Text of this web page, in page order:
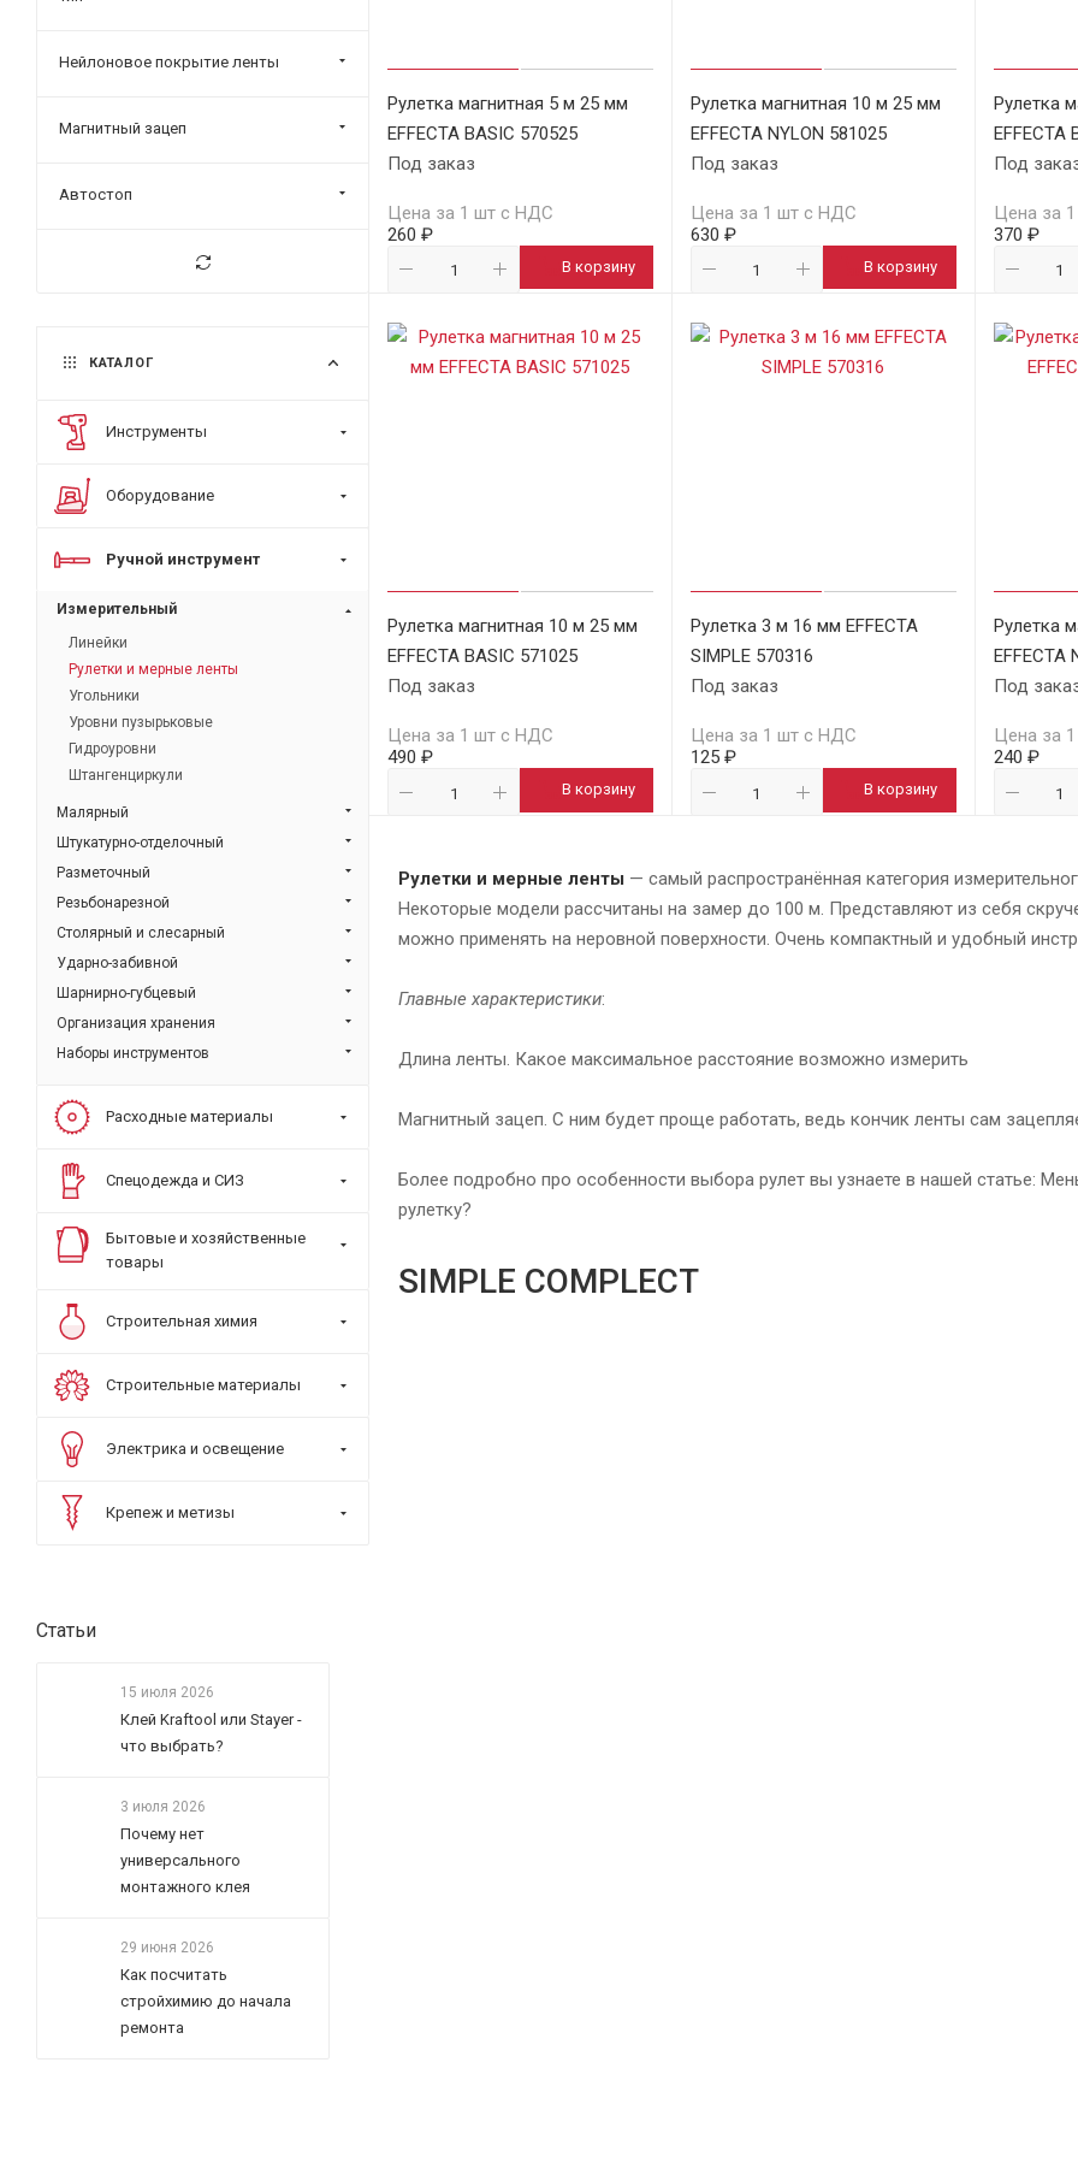
Рулетка магнитная 5 м 25 мм
EFFECTA BASIC 570525
Под заказ
Цена за 1 шт с НДС
260 ₽
В корзину
Рулетка магнитная 10 м 25 мм
EFFECTA NYLON 581025
Под заказ
Цена за 1 шт с НДС
630 ₽
В корзину
Рулетка
EFFECTA
Под
Цена за
370 ₽
Рулетка магнитная 10 м 25 мм
EFFECTA BASIC 571025
Под заказ
Цена за 1 шт с НДС
490 ₽
В корзину
Рулетка 3 м 16 мм EFFECTA
SIMPLE 570316
Под заказ
Цена за 1 шт с НДС
125 ₽
В корзину
Рулетка
EFFECTA
Под
Цена за
240 ₽
Рулетки и мерные ленты — самый распространённая категория
Некоторые модели рассчитаны на замер до 100 м. Представляют из себя
можно применять на неровной поверхности. Очень компактный и удобный
Главные характеристики:
Длина ленты. Какое максимальное расстояние возможно измерить
Магнитный зацеп. С ним будет проще работать, ведь кончик ленты сам
Более подробно про особенности выбора рулет вы узнаете в нашей статье:
рулетку?
SIMPLE COMPLECT
Нейлоновое покрытие ленты
Магнитный зацеп
Автостоп
КАТАЛОГ
Инструменты
Оборудование
Ручной инструмент
Измерительный
Линейки
Рулетки и мерные ленты
Угольники
Уровни пузырьковые
Гидроуровни
Штангенциркули
Малярный
Штукатурно-отделочный
Разметочный
Резьбонарезной
Столярный и слесарный
Ударно-забивной
Шарнирно-губцевый
Организация хранения
Наборы инструментов
Расходные материалы
Спецодежда и СИЗ
Бытовые и хозяйственные
товары
Строительная химия
Строительные материалы
Электрика и освещение
Крепеж и метизы
Статьи
15 июля 2026
Клей Kraftool или Stayer -
что выбрать?
3 июля 2026
Почему нет
универсального
монтажного клея
29 июня 2026
Как посчитать
стройхимию до начала
ремонта